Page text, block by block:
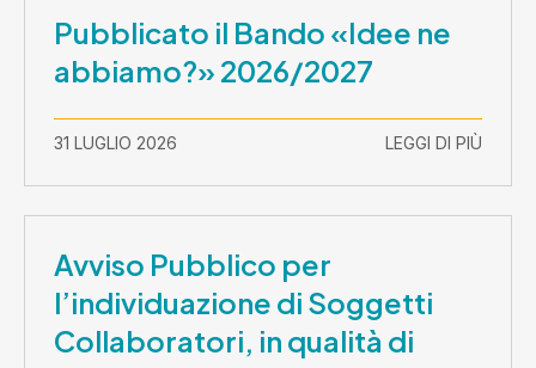
Pubblicato il Bando «Idee ne
abbiamo?» 2026/2027
31 LUGLIO 2026 LEGGI DI PIÙ
Avviso Pubblico per
l’individuazione di Soggetti
Collaboratori, in qualità di